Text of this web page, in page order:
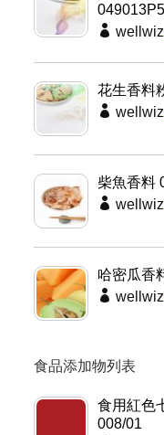
049013P5
wellwiz
花生香料
wellwiz
柴魚香料
wellwiz
哈密瓜香
wellwiz
食品添加物列表
食用紅色
008/01